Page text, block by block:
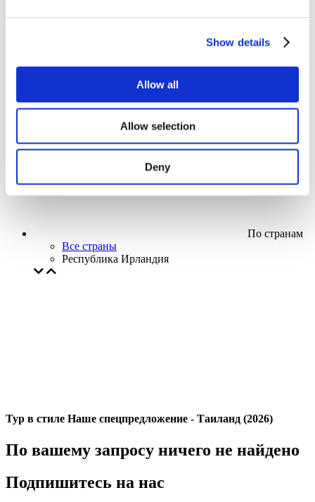
Show details
Allow all
Allow selection
Deny
Творческий вечер
Наше спецпредложение
Применить
По странам
Все страны
Республика Ирландия
Тур в стиле Наше спецпредложение - Таиланд (2026)
По вашему запросу ничего не найдено
Подпишитесь на нас